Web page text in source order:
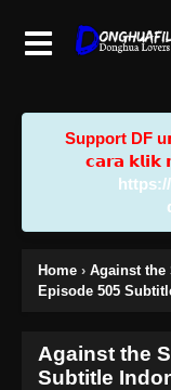
Support DF
𝗰𝗮𝗿𝗮
Home › Against the
Episode 505
Against the
Subtitle